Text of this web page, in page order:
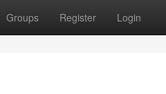
Groups Register Login